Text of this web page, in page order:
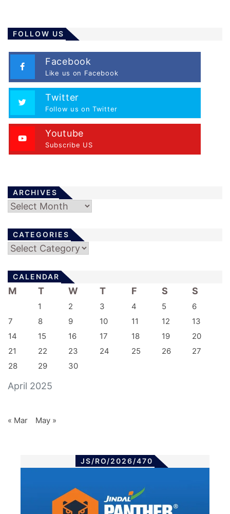
FOLLOW US
Facebook
Like us on Facebook
Twitter
Follow us on Twitter
Youtube
Subscribe US
ARCHIVES
Archives
CATEGORIES
Categories
CALENDAR
April 2025
M T W T F S S
1 2 3 4 5
6
7
8 9 10 11 12
13
14
15 16 17 18 19
20
21
22 23 24 25 26
27
28
29 30
« Mar May »
JS/RO/2026/470